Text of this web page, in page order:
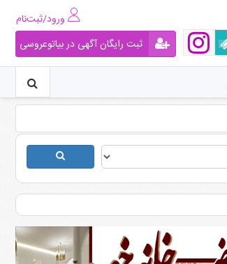
ثبت رایگان آگهی در بیاتوعروسی